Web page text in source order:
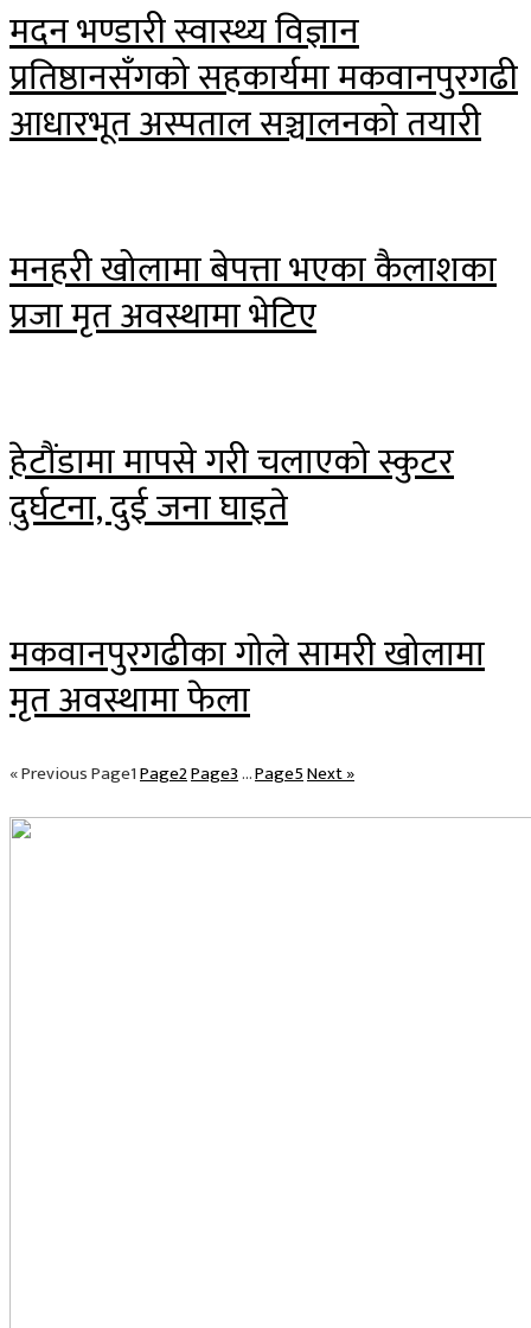
मदन भण्डारी स्वास्थ्य विज्ञान
प्रतिष्ठानसँगको सहकार्यमा मकवानपुरगढी
आधारभूत अस्पताल सञ्चालनको तयारी
मनहरी खोलामा बेपत्ता भएका कैलाशका
प्रजा मृत अवस्थामा भेटिए
हेटौंडामा मापसे गरी चलाएको स्कुटर
दुर्घटना, दुई जना घाइते
मकवानपुरगढीका गोले सामरी खोलामा
मृत अवस्थामा फेला
« PreviousPage1Page2Page3…Page5Next »